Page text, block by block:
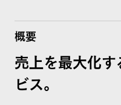
概要
売上を最大化
ビス。